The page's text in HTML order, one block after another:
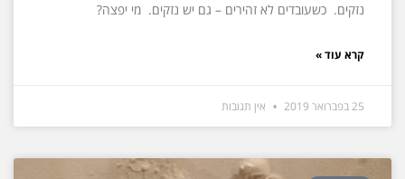
נזקים. כשעובדים לא זהירים – גם יש נזקים. מי יפצה?
קרא עוד »
25 בפברואר 2019 אין תגובות